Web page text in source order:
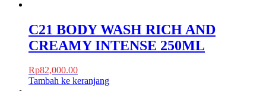
C21 BODY WASH RICH AND
CREAMY INTENSE 250ML
Rp82,000.00
Tambah ke keranjang